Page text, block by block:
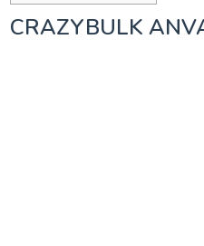
CRAZYBULK